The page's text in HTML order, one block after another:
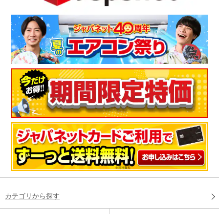
カテゴリから探す